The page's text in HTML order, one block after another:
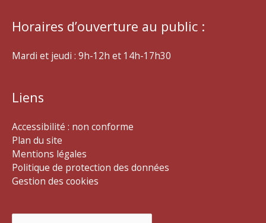
Horaires d’ouverture au public :
Mardi et jeudi : 9h-12h et 14h-17h30
Liens
Accessibilité : non conforme
Plan du site
Mentions légales
Politique de protection des données
Gestion des cookies